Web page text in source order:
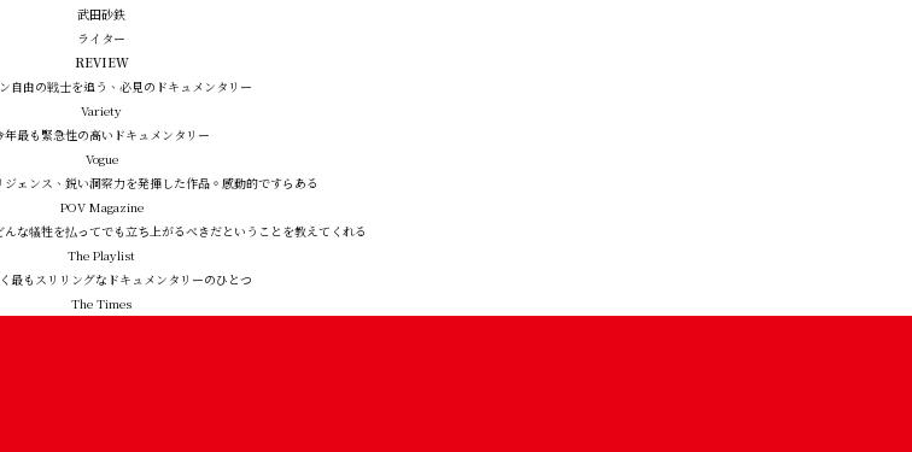
武田砂鉄
ライター
REVIEW
自由の戦士を追う、必見のドキュメンタリー
Variety
年最も緊急性の高いドキュメンタリー
Vogue
ジェンス、鋭い洞察力を発揮した作品。感動的ですらある
POV Magazine
な犠牲を払ってでも立ち上がるべきだということを教えてくれる
The Playlist
最もスリリングなドキュメンタリーのひとつ
The Times